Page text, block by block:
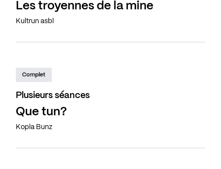
Les troyennes de la mine
Kultrun asbl
Complet
Plusieurs séances
Que tun?
Kopla Bunz